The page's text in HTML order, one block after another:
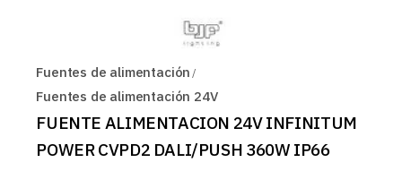
Fuentes de alimentación
Fuentes de alimentación 24V
FUENTE ALIMENTACION 24V INFINITUM
POWER CVPD2 DALI/PUSH 360W IP66